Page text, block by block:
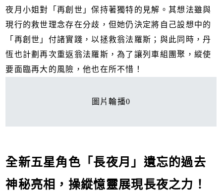
夜月小姐對「再創世」保持著獨特的見解。其想法雖與
現行的救世理念存在分歧，但她仍決定將自己設想中的
「再創世」付諸實踐，以拯救翁法羅斯；與此同時，丹
恆也計劃再次重返翁法羅斯，為了讓列車組團聚，縱使
要面臨再大的風險，他也在所不惜！
圖片輪播0
全新五星角色「長夜月」遺忘的過去
神秘亮相，操縱憶靈展現長夜之力！